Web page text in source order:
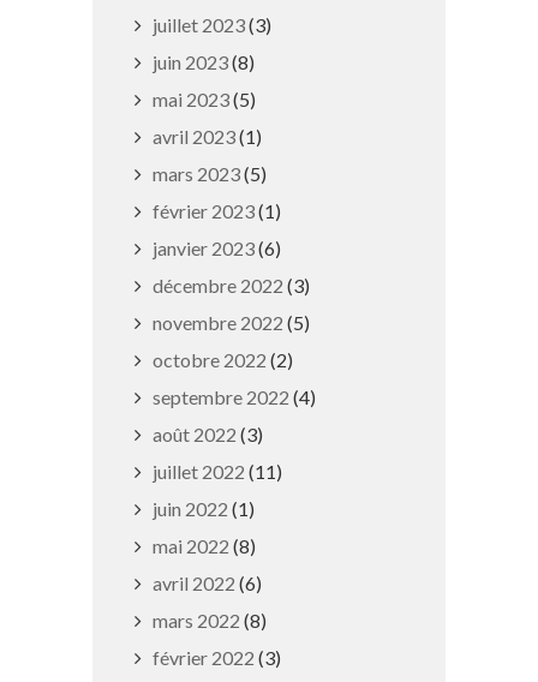
juillet 2023(3)
juin 2023(8)
mai 2023(5)
avril 2023(1)
mars 2023(5)
février 2023(1)
janvier 2023(6)
décembre 2022 (3)
novembre 2022 (5)
octobre 2022 (2)
septembre 2022 (4)
août 2022 (3)
juillet 2022 (11)
juin 2022 (1)
mai 2022 (8)
avril 2022 (6)
mars 2022 (8)
février 2022 (3)
Souvenirs de vacances
22 juillet 2019